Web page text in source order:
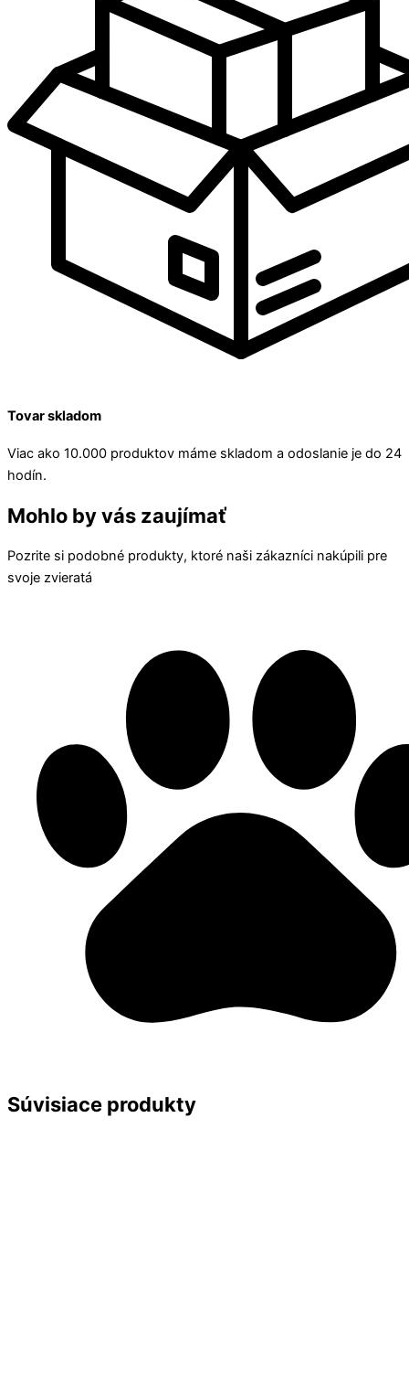
Tovar skladom
Viac ako 10.000 produktov máme skladom a odoslanie je do 24
hodín.
Mohlo by vás zaujímať
Pozrite si podobné produkty, ktoré naši zákazníci nakúpili pre
svoje zvieratá
Súvisiace produkty